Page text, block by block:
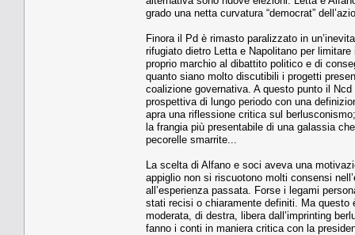
grado una netta curvatura “democrat”
Finora il Pd è rimasto paralizzato in
rifugiato dietro Letta e Napolitano per
proprio marchio al dibattito politico e di
quanto siano molto discutibili i progetti
coalizione governativa. A questo punto il
prospettiva di lungo periodo con una
apra una riflessione critica sul
la frangia più presentabile di una galassia
pecorelle smarrite...
La scelta di Alfano e soci aveva una
appiglio non si riscuotono molti consensi
all’esperienza passata. Forse i legami
stati recisi o chiaramente definiti. Ma questo
moderata, di destra, libera dall’imprinting
fanno i conti in maniera critica con la